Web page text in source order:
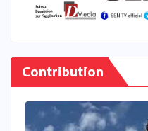
Contribution